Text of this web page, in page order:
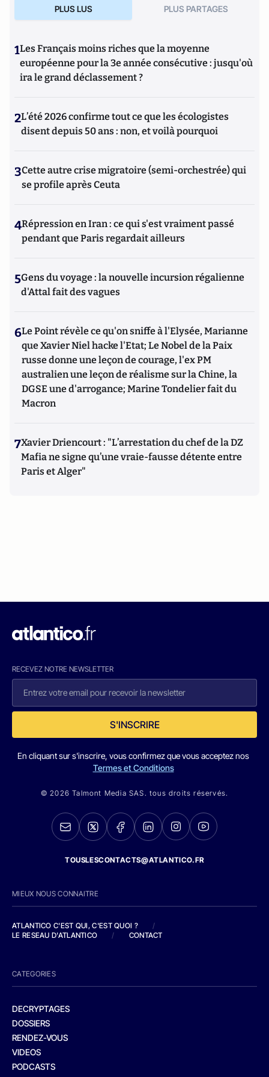
PLUS LUS PLUS PARTAGES
1Les Français moins riches que la moyenne
européenne pour la 3e année consécutive : jusqu'où
ira le grand déclassement ?
2L’été 2026 confirme tout ce que les écologistes
disent depuis 50 ans : non, et voilà pourquoi
3Cette autre crise migratoire (semi-orchestrée) qui
se profile après Ceuta
4Répression en Iran : ce qui s'est vraiment passé
pendant que Paris regardait ailleurs
5Gens du voyage : la nouvelle incursion régalienne
d'Attal fait des vagues
6Le Point révèle ce qu'on sniffe à l'Elysée, Marianne
que Xavier Niel hacke l'Etat; Le Nobel de la Paix
russe donne une leçon de courage, l'ex PM
australien une leçon de réalisme sur la Chine, la
DGSE une d'arrogance; Marine Tondelier fait du
Macron
7Xavier Driencourt : "L’arrestation du chef de la DZ
Mafia ne signe qu’une vraie-fausse détente entre
Paris et Alger"
RECEVEZ NOTRE NEWSLETTER
S'INSCRIRE
En cliquant sur s'inscrire, vous confirmez que vous acceptez nos
Termes et Conditions
© 2026 Talmont Media SAS. tous droits réservés.
TOUSLESCONTACTS@ATLANTICO.FR
MIEUX NOUS CONNAITRE
ATLANTICO C'EST QUI, C'EST QUOI ?
/
LE RESEAU D'ATLANTICO
/ CONTACT
CATEGORIES
DECRYPTAGES
DOSSIERS
RENDEZ-VOUS
VIDEOS
PODCASTS